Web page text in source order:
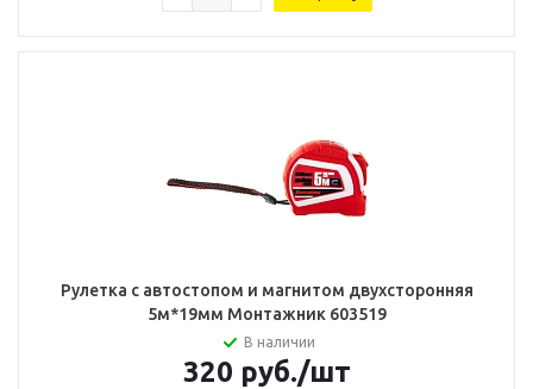
Рулетка с автостопом и магнитом двухсторонняя
5м*19мм Монтажник 603519
В наличии
320 руб./шт